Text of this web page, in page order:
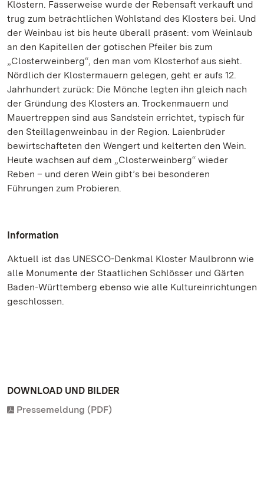
Klöstern. Fässerweise wurde der Rebensaft verkauft und
trug zum beträchtlichen Wohlstand des Klosters bei. Und
der Weinbau ist bis heute überall präsent: vom Weinlaub
an den Kapitellen der gotischen Pfeiler bis zum
„Closterweinberg“, den man vom Klosterhof aus sieht.
Nördlich der Klostermauern gelegen, geht er aufs 12.
Jahrhundert zurück: Die Mönche legten ihn gleich nach
der Gründung des Klosters an. Trockenmauern und
Mauertreppen sind aus Sandstein errichtet, typisch für
den Steillagenweinbau in der Region. Laienbrüder
bewirtschafteten den Wengert und kelterten den Wein.
Heute wachsen auf dem „Closterweinberg“ wieder
Reben – und deren Wein gibt’s bei besonderen
Führungen zum Probieren.
Information
Aktuell ist das UNESCO-Denkmal Kloster Maulbronn wie
alle Monumente der Staatlichen Schlösser und Gärten
Baden-Württemberg ebenso wie alle Kultureinrichtungen
geschlossen.
DOWNLOAD UND BILDER
Pressemeldung (PDF)